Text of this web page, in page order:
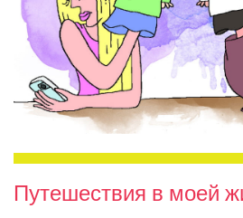
Путешествия в моей